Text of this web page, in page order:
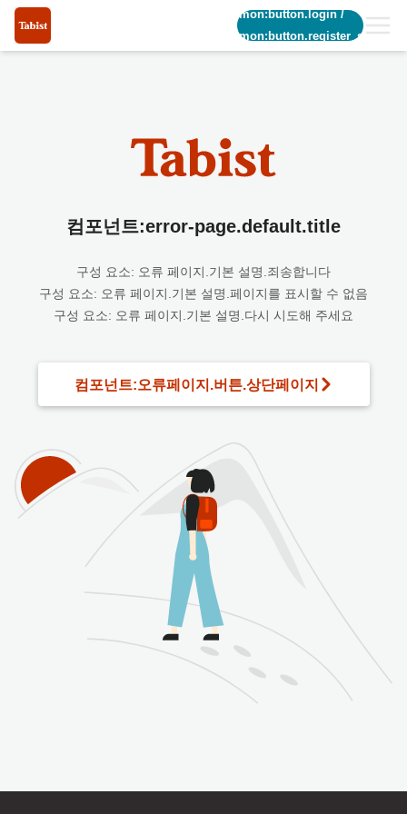
common:button.login/
common:button.register_short
컴포넌트:error-page.default.title
구성 요소: 오류 페이지.기본 설명.죄송합니다
구성 요소: 오류 페이지.기본 설명.페이지를 표시할 수 없음
구성 요소: 오류 페이지.기본 설명.다시 시도해 주세요
컴포넌트:오류페이지.버튼.상단페이지